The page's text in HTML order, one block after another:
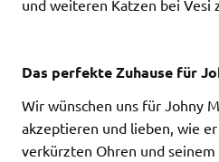
und weiteren Katzen bei Vesi
Das perfekte Zuhause für
Wir wünschen uns für Johny
akzeptieren und lieben, wie
verkürzten Ohren und